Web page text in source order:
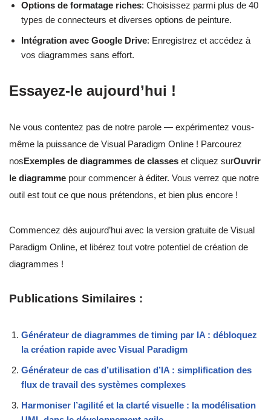
Options de formatage riches: Choisissez parmi plus de 40
types de connecteurs et diverses options de peinture.
Intégration avec Google Drive: Enregistrez et accédez à
vos diagrammes sans effort.
Essayez-le aujourd’hui !
Ne vous contentez pas de notre parole — expérimentez vous-
même la puissance de Visual Paradigm Online ! Parcourez
nosExemples de diagrammes de classes et cliquez surOuvrir
le diagramme pour commencer à éditer. Vous verrez que notre
outil est tout ce que nous prétendons, et bien plus encore !
Commencez dès aujourd’hui avec la version gratuite de Visual
Paradigm Online, et libérez tout votre potentiel de création de
diagrammes !
Publications Similaires :
Générateur de diagrammes de timing par IA : débloquez
la création rapide avec Visual Paradigm
Générateur de cas d’utilisation d’IA : simplification des
flux de travail des systèmes complexes
Harmoniser l’agilité et la clarté visuelle : la modélisation